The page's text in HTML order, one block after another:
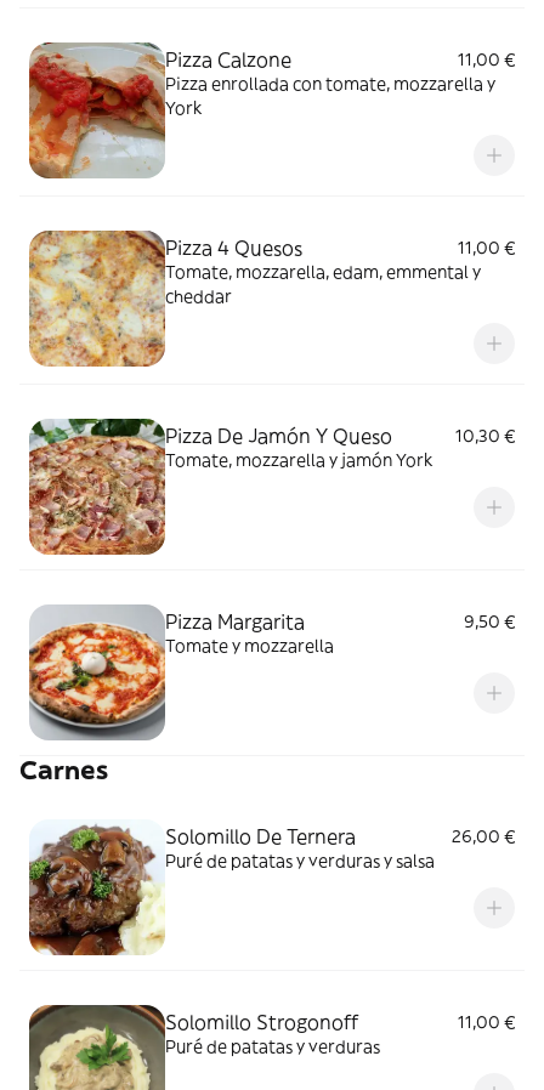
Pizza Calzone
11,00 €
Pizza enrollada con tomate, mozzarella y
York
Pizza 4 Quesos
11,00 €
Tomate, mozzarella, edam, emmental y
cheddar
Pizza De Jamón Y Queso
10,30 €
Tomate, mozzarella y jamón York
Pizza Margarita
9,50 €
Tomate y mozzarella
Carnes
Solomillo De Ternera
26,00 €
Puré de patatas y verduras y salsa
Solomillo Strogonoff
11,00 €
Puré de patatas y verduras